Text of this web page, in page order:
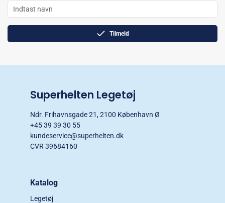
Tilmeld
Superhelten Legetøj
Ndr. Frihavnsgade 21, 2100 København Ø
+45 39 39 30 55
kundeservice@superhelten.dk
CVR 39684160
Katalog
Legetøj